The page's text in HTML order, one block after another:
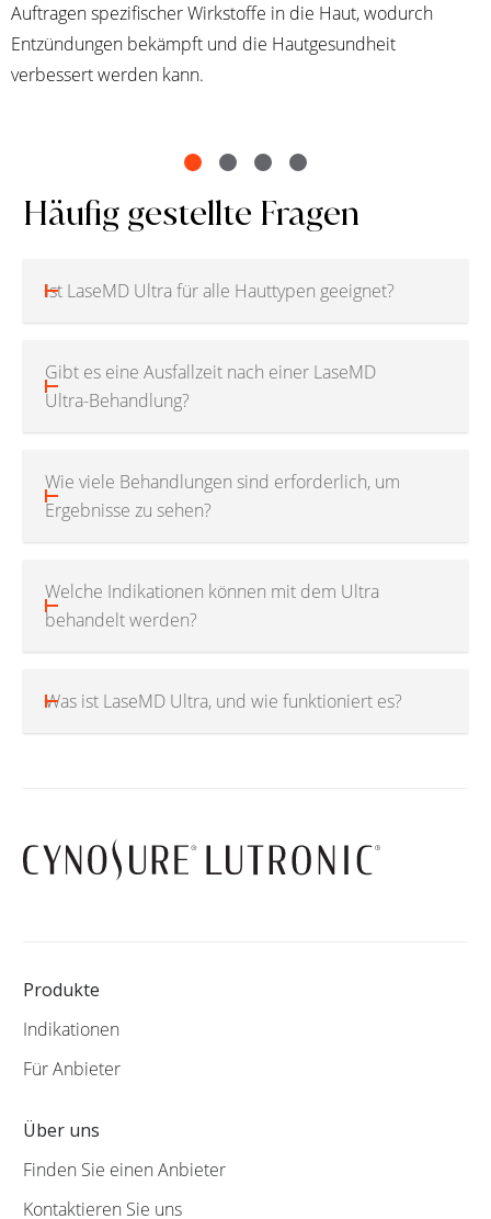
Auftragen spezifischer Wirkstoffe in die Haut, wodurch
Entzündungen bekämpft und die Hautgesundheit
verbessert werden kann.
Häufig gestellte Fragen
Ist LaseMD Ultra für alle Hauttypen geeignet?
Gibt es eine Ausfallzeit nach einer LaseMD
Ultra-Behandlung?
Wie viele Behandlungen sind erforderlich, um
Ergebnisse zu sehen?
Welche Indikationen können mit dem Ultra
behandelt werden?
Was ist LaseMD Ultra, und wie funktioniert es?
Produkte
Indikationen
Für Anbieter
Über uns
Finden Sie einen Anbieter
Kontaktieren Sie uns